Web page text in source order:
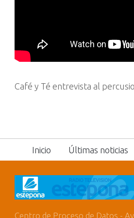
Café y Té entrevista al
Inicio Últimas noticias
Centro de Proceso de Datos -